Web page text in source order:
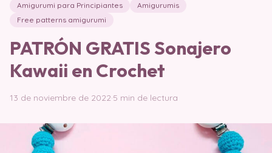
Amigurumi para Principiantes
Amigurumis
Free patterns amigurumi
PATRÓN GRATIS Sonajero
Kawaii en Crochet
13 de noviembre de 2022·5 min de lectura